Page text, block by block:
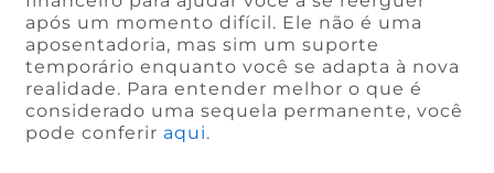
após um momento difícil. Ele não é uma
aposentadoria, mas sim um suporte
temporário enquanto você se adapta à nova
realidade. Para entender melhor o que é
considerado uma sequela permanente, você
pode conferir aqui.